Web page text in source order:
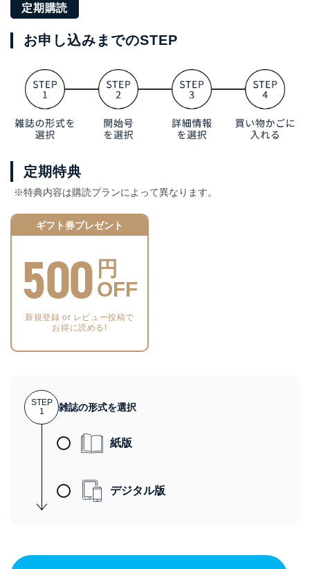
定期購読
お申し込みまでのSTEP
定期特典
※特典内容は購読プランによって異なります。
ギフト券プレゼント
500 円
OFF
新規登録 or レビュー投稿で
お得に読める!
STEP
1
雑誌の形式を選択
紙版
デジタル版